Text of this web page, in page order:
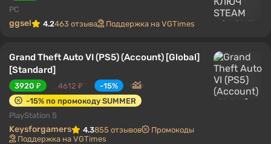
PC
ggsel 4.2463 отзыва Поддержка на VGTimes
Grand Theft Auto VI (PS5) (Account) [Global]
[Standard]
3920 ₽ 4612 ₽
-15%
-15% по промокоду SUMMER
PlayStation 5
Keysforgamers 4.3855 отзывов
Промокоды
Поддержка на VGTimes